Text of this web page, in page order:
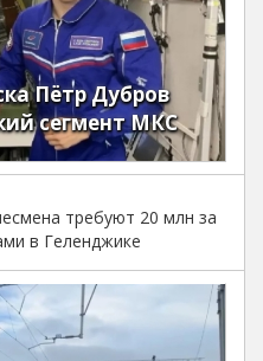
Пётр Дубров
сегмент МКС
требуют 20 млн за
в Геленджике